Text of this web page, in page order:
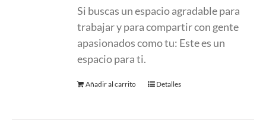
Si buscas un espacio agradable para
trabajar y para compartir con gente
apasionados como tu: Este es un
espacio para ti.
Añadir al carrito Detalles